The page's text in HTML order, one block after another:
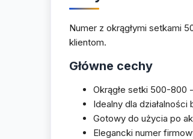
Numer z okrągłymi setkami
klientom.
Główne cechy
Okrągłe setki 500-800
Idealny dla działalności
Gotowy do użycia po
Elegancki numer